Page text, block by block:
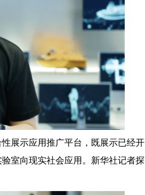
展示应用推广平台，既展示已经开
室向现实社会应用。新华社记者探